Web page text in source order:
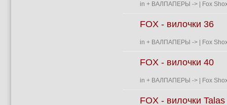
in + ВАЛПАПЕРЫ -> | Fox
FOX - вилочки 36
in + ВАЛПАПЕРЫ -> | Fox
FOX - вилочки 40
in + ВАЛПАПЕРЫ -> | Fox
FOX - вилочки Talas